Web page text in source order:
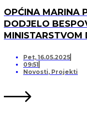
OPĆINA MARINA
DODJELO
MINISTARSTVOM
OPREMANJA
SVINCIMA
Pet, 16.05.2025
09:51
Novosti, Projekti